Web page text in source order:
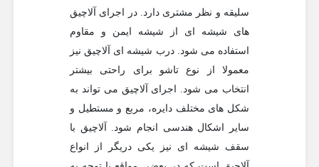
سلیقه و نظر مشتری دارد. در اجرای آلاچیق
های شیشه ای از شیشه ایمن و مقاوم
استفاده می شود. درب شیشه ای آلاچیق نیز
معمولا از نوع تاشو برای راحتی بیشتر
انتخاب می شود. اجرای آلاچیق می تواند به
شکل های مختلف دایره، مربع و مستطیل و
سایر اشکال هندسی انجام شود. آلاچیق با
سقف شیشه ای نیز یکی دریگر از انواع